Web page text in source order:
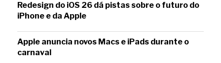
Redesign do iOS 26 dá pistas sobre o futuro do
iPhone e da Apple
Apple anuncia novos Macs e iPads durante o
carnaval